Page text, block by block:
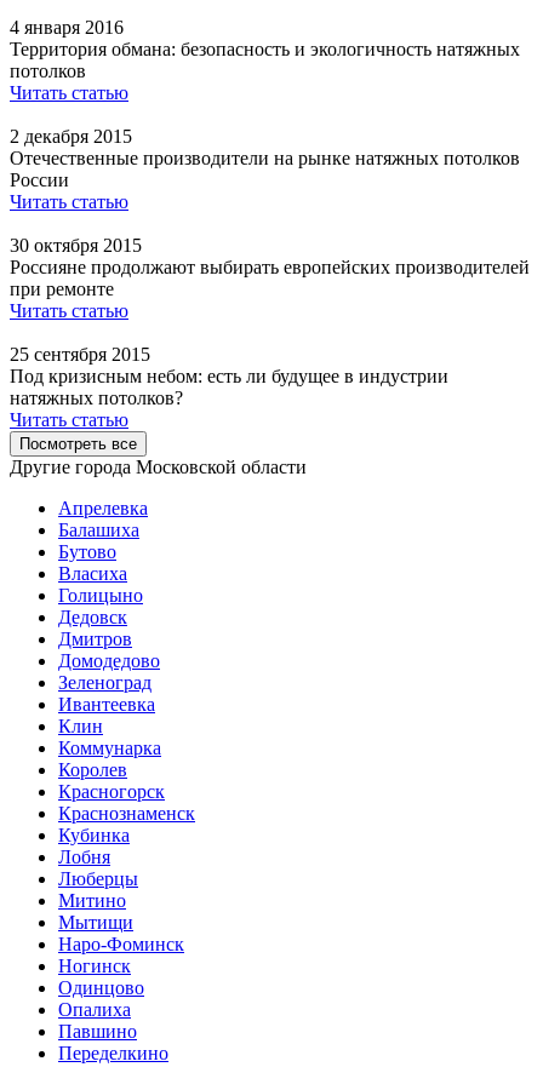
4 января 2016
Территория обмана: безопасность и экологичность натяжных
потолков
Читать статью
2 декабря 2015
Отечественные производители на рынке натяжных потолков
России
Читать статью
30 октября 2015
Россияне продолжают выбирать европейских производителей
при ремонте
Читать статью
25 сентября 2015
Под кризисным небом: есть ли будущее в индустрии
натяжных потолков?
Читать статью
Посмотреть все
Другие города Московской области
Апрелевка
Балашиха
Бутово
Власиха
Голицыно
Дедовск
Дмитров
Домодедово
Зеленоград
Ивантеевка
Клин
Коммунарка
Королев
Красногорск
Краснознаменск
Кубинка
Лобня
Люберцы
Митино
Мытищи
Наро-Фоминск
Ногинск
Одинцово
Опалиха
Павшино
Переделкино